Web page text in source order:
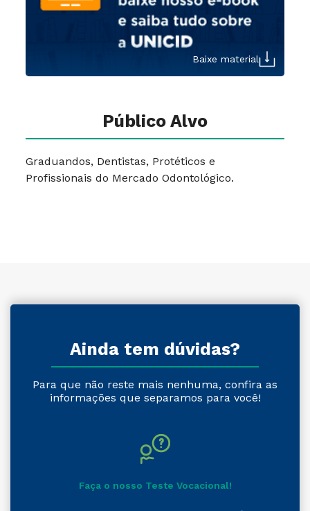
Baixe material
Público Alvo
Graduandos, Dentistas, Protéticos e
Profissionais do Mercado Odontológico.
Ainda tem dúvidas?
Para que não reste mais nenhuma, confira as
informações que separamos para você!
Faça o nosso Teste Vocacional!